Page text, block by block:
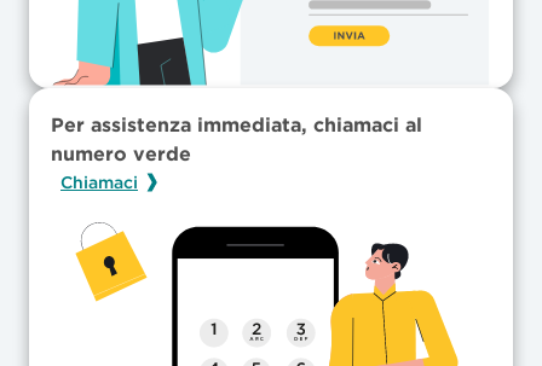
Per assistenza immediata, chiamaci al
numero verde
Chiamaci